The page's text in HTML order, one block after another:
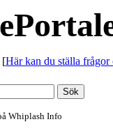
[Här kan du ställa frågor
Whiplash Info